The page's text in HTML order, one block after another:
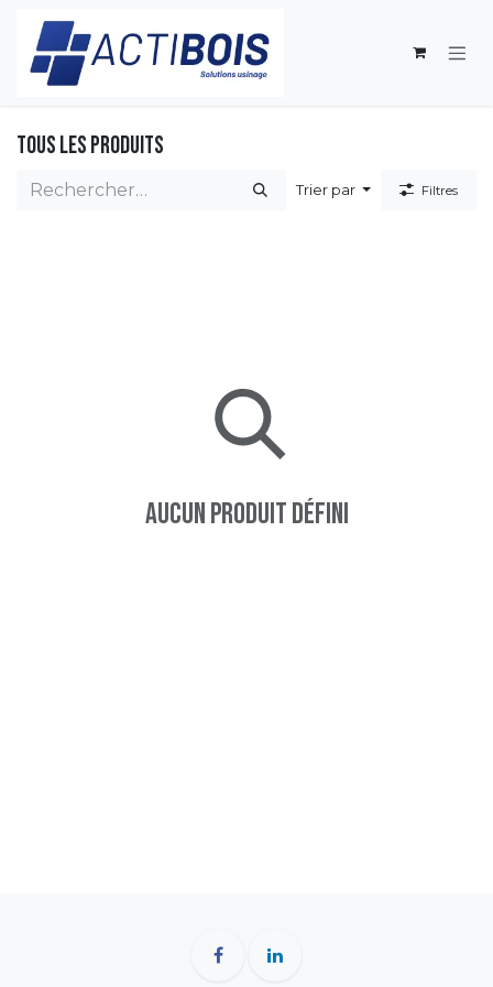
Tous les produits
Trier par Filtres
Aucun produit défini